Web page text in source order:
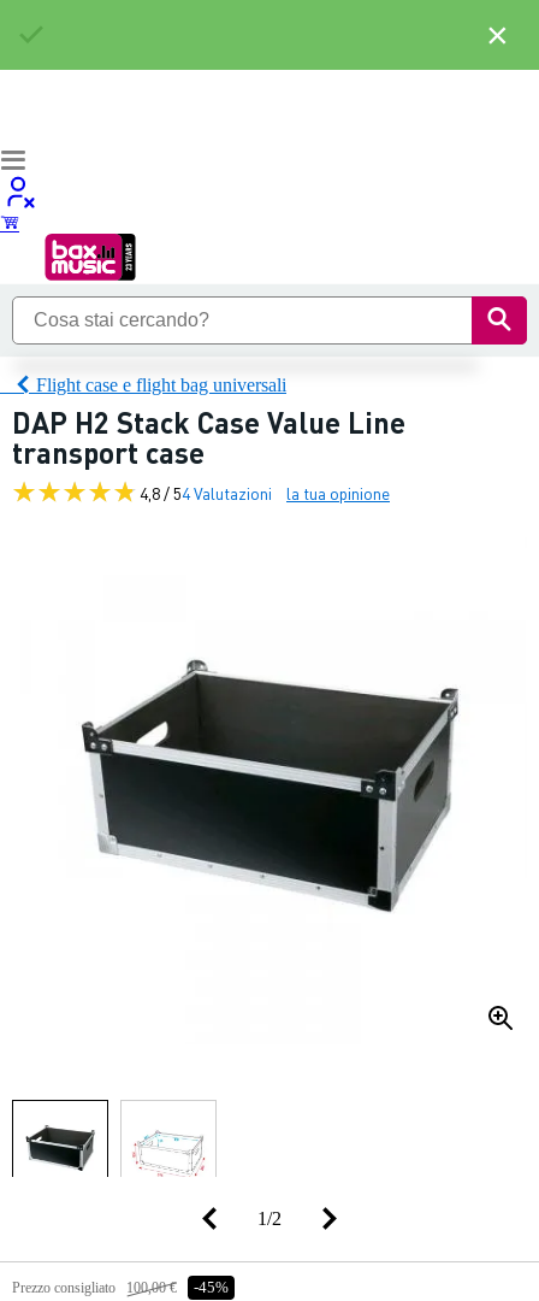
Flight case e flight bag universali
DAP H2 Stack Case Value Line
transport case
4,8 / 54 Valutazioni la tua opinione
1/2
Prezzo consigliato 100,00 € -45%
×